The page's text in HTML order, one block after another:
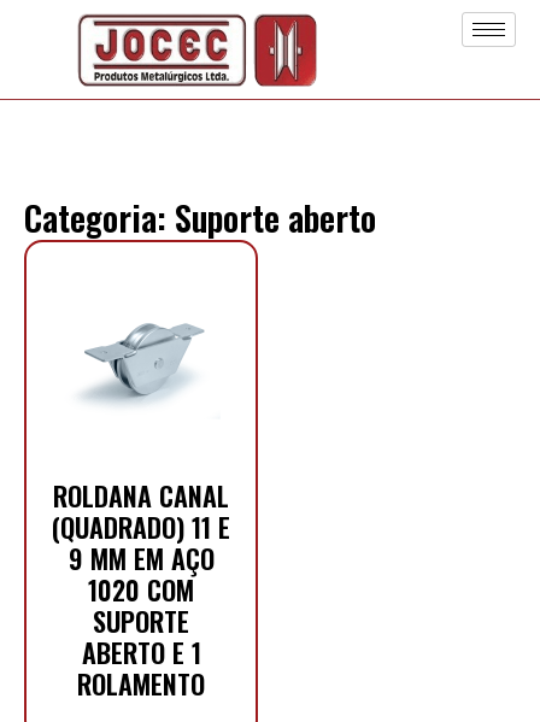
Categoria: Suporte aberto
ROLDANA CANAL
(QUADRADO) 11 E
9 MM EM AÇO
1020 COM
SUPORTE
ABERTO E 1
ROLAMENTO